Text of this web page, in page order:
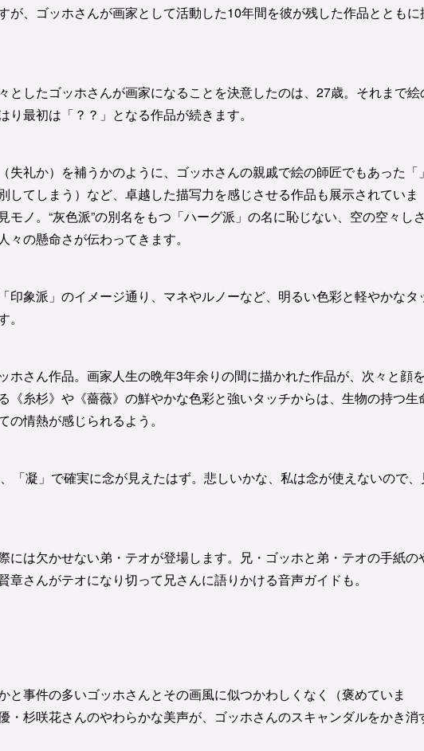
が、ゴッホさんが画家として活動した10年間を彼が残した作品とともに
としたゴッホさんが画家になることを決意したのは、27歳。それまで絵
最初は「？？」となる作品が続きます。
失礼か）を補うかのように、ゴッホさんの親戚で絵の師匠でもあった「」
してしまう）など、卓越した描写力を感じさせる作品も展示されていま
ノ。“灰色派”の別名をもつ「ハーグ派」の名に恥じない、空の空々しさ
の懸命さが伝わってきます。
印象派」のイメージ通り、マネやルノーなど、明るい色彩と軽やかなタ
ホさん作品。画家人生の晩年3年余りの間に描かれた作品が、次々と顔を
《糸杉》や《薔薇》の鮮やかな色彩と強いタッチからは、生物の持つ生
情熱が感じられるよう。
「凝」で確実に念が見えたはず。悲しいかな、私は念が使えないので、
には欠かせない弟・テオが登場します。兄・ゴッホと弟・テオの手紙の
さんがテオになり切って兄さんに語りかける音声ガイドも。
と事件の多いゴッホさんとその画風に似つかわしくなく（褒めていま
・杉咲花さんのやわらかな美声が、ゴッホさんのスキャンダルをかき消